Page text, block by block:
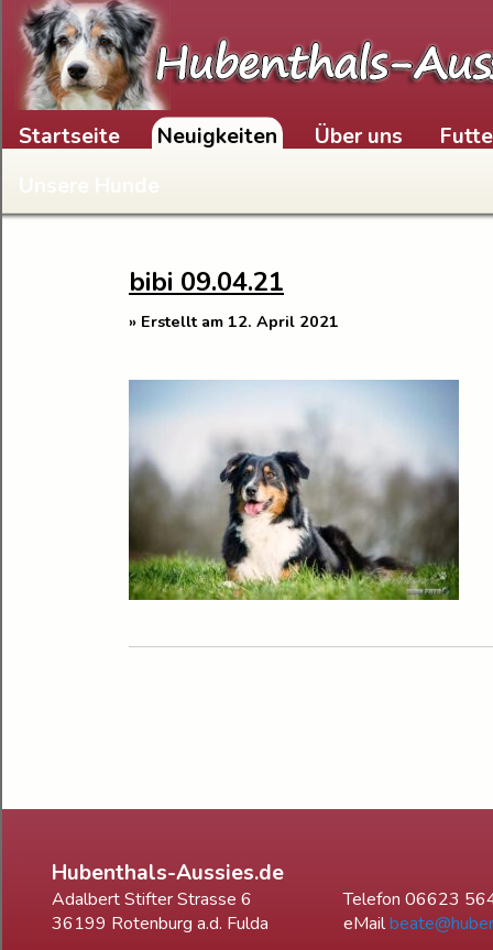
Skip to content
Startseite Neuigkeiten Über uns
Unsere Hunde
bibi 09.04.21
» Erstellt am 12. April 2021
Hubenthals-Aussies.de
Adalbert Stifter Strasse 6
Telefon 06623
36199 Rotenburg a.d. Fulda
eMail